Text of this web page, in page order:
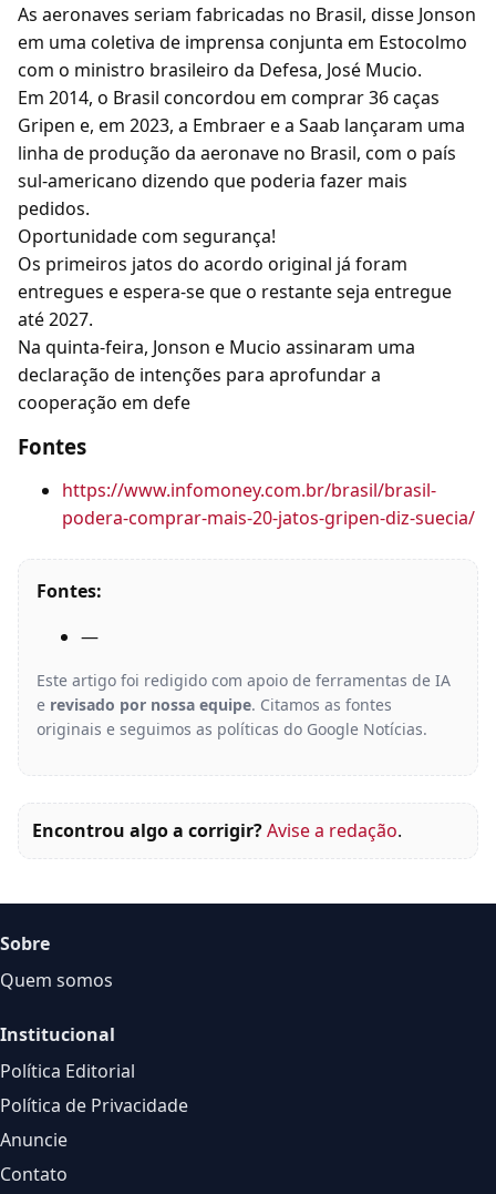
As aeronaves seriam fabricadas no Brasil, disse Jonson
em uma coletiva de imprensa conjunta em Estocolmo
com o ministro brasileiro da Defesa, José Mucio.
Em 2014, o Brasil concordou em comprar 36 caças
Gripen e, em 2023, a Embraer e a Saab lançaram uma
linha de produção da aeronave no Brasil, com o país
sul-americano dizendo que poderia fazer mais
pedidos.
Oportunidade com segurança!
Os primeiros jatos do acordo original já foram
entregues e espera-se que o restante seja entregue
até 2027.
Na quinta-feira, Jonson e Mucio assinaram uma
declaração de intenções para aprofundar a
cooperação em defe
Fontes
https://www.infomoney.com.br/brasil/brasil-
podera-comprar-mais-20-jatos-gripen-diz-suecia/
Fontes:
—
Este artigo foi redigido com apoio de ferramentas de IA
e revisado por nossa equipe. Citamos as fontes
originais e seguimos as políticas do Google Notícias.
Encontrou algo a corrigir?Avise a redação.
Sobre
Quem somos
Institucional
Política Editorial
Política de Privacidade
Anuncie
Contato